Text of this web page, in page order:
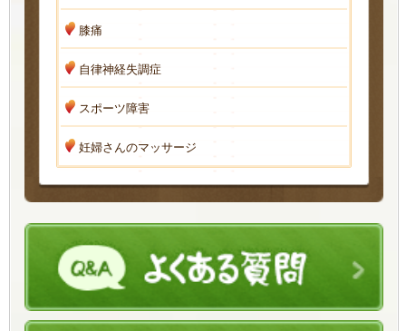
膝痛
自律神経失調症
スポーツ障害
妊婦さんのマッサージ